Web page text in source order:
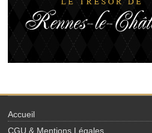
Accueil
CGU & Mentions Légales